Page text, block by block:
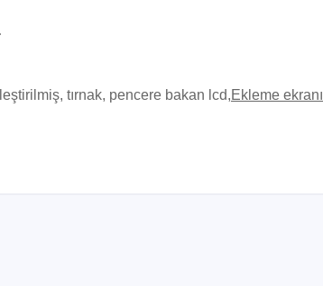
tırnak, pencere bakan lcd,Ekleme ekranı